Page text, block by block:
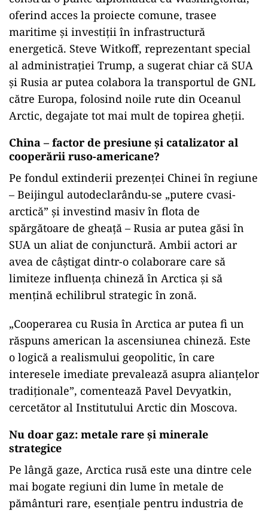
oferind acces la proiecte comune, trasee
maritime și investiții în infrastructură
energetică. Steve Witkoff, reprezentant special
al administrației Trump, a sugerat chiar că SUA
și Rusia ar putea colabora la transportul de GNL
către Europa, folosind noile rute din Oceanul
Arctic, degajate tot mai mult de topirea gheții.
China – factor de presiune și catalizator al
cooperării ruso-americane?
Pe fondul extinderii prezenței Chinei în regiune
– Beijingul autodeclarându-se „putere cvasi-
arctică” și investind masiv în flota de
spărgătoare de gheață – Rusia ar putea găsi în
SUA un aliat de conjunctură. Ambii actori ar
avea de câștigat dintr-o colaborare care să
limiteze influența chineză în Arctica și să
mențină echilibrul strategic în zonă.
„Cooperarea cu Rusia în Arctica ar putea fi un
răspuns american la ascensiunea chineză. Este
o logică a realismului geopolitic, în care
interesele imediate prevalează asupra alianțelor
tradiționale”, comentează Pavel Devyatkin,
cercetător al Institutului Arctic din Moscova.
Nu doar gaz: metale rare și minerale
strategice
Pe lângă gaze, Arctica rusă este una dintre cele
mai bogate regiuni din lume în metale de
pământuri rare, esențiale pentru industria de